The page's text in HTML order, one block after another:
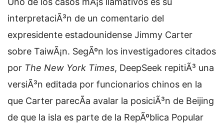
interpretaciÃ³n de un comentario del
expresidente estadounidense Jimmy Carter
sobre TaiwÃ¡n. SegÃºn los investigadores citados
por The New York Times, DeepSeek repitiÃ³ una
versiÃ³n editada por funcionarios chinos en la
que Carter parecÃ­a avalar la posiciÃ³n de Beijing
de que la isla es parte de la RepÃºblica Popular